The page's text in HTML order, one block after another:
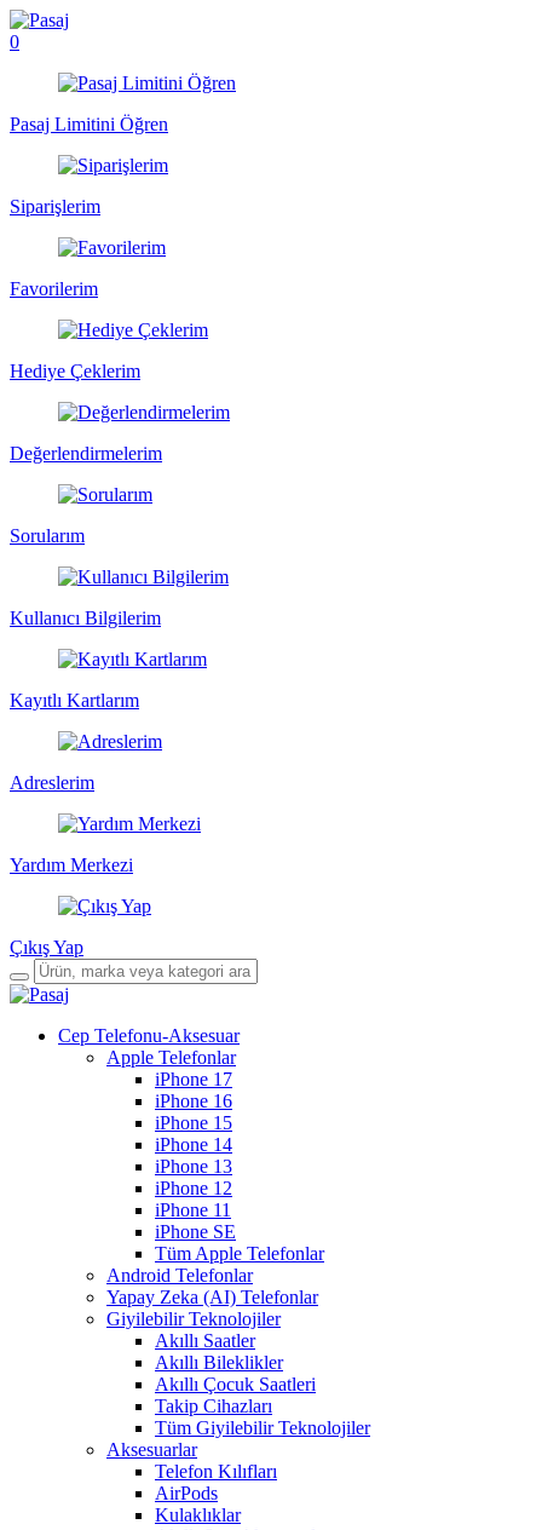
0
Pasaj Limitini Öğren
Siparişlerim
Favorilerim
Hediye Çeklerim
Değerlendirmelerim
Sorularım
Kullanıcı Bilgilerim
Kayıtlı Kartlarım
Adreslerim
Yardım Merkezi
Çıkış Yap
Cep Telefonu-Aksesuar
Apple Telefonlar
iPhone 17
iPhone 16
iPhone 15
iPhone 14
iPhone 13
iPhone 12
iPhone 11
iPhone SE
Tüm Apple Telefonlar
Android Telefonlar
Yapay Zeka (AI) Telefonlar
Giyilebilir Teknolojiler
Akıllı Saatler
Akıllı Bileklikler
Akıllı Çocuk Saatleri
Takip Cihazları
Tüm Giyilebilir Teknolojiler
Aksesuarlar
Telefon Kılıfları
AirPods
Kulaklıklar